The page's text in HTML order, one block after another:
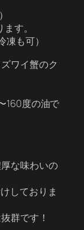
す。
も可）
ワイ蟹のク
160度の油で
な味わいの
しておりま
群です！